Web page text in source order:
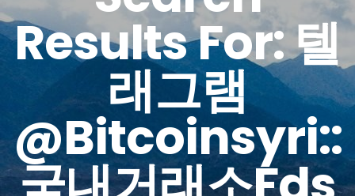
Results For: 텔
래그램
@bitcoinsyri::